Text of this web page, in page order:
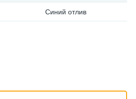
Синий отлив